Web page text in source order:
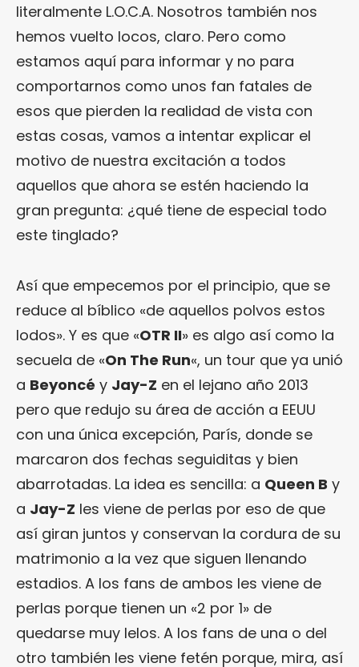
literalmente L.O.C.A. Nosotros también nos
hemos vuelto locos, claro. Pero como
estamos aquí para informar y no para
comportarnos como unos fan fatales de
esos que pierden la realidad de vista con
estas cosas, vamos a intentar explicar el
motivo de nuestra excitación a todos
aquellos que ahora se estén haciendo la
gran pregunta: ¿qué tiene de especial todo
este tinglado?
Así que empecemos por el principio, que se
reduce al bíblico «de aquellos polvos estos
lodos». Y es que «OTR II» es algo así como la
secuela de «On The Run«, un tour que ya unió
a Beyoncé y Jay-Z en el lejano año 2013
pero que redujo su área de acción a EEUU
con una única excepción, París, donde se
marcaron dos fechas seguiditas y bien
abarrotadas. La idea es sencilla: a Queen B y
a Jay-Z les viene de perlas por eso de que
así giran juntos y conservan la cordura de su
matrimonio a la vez que siguen llenando
estadios. A los fans de ambos les viene de
perlas porque tienen un «2 por 1» de
quedarse muy lelos. A los fans de una o del
otro también les viene fetén porque, mira, así